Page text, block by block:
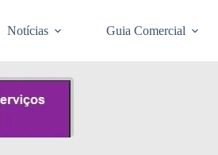
Notícias Guia Comercial